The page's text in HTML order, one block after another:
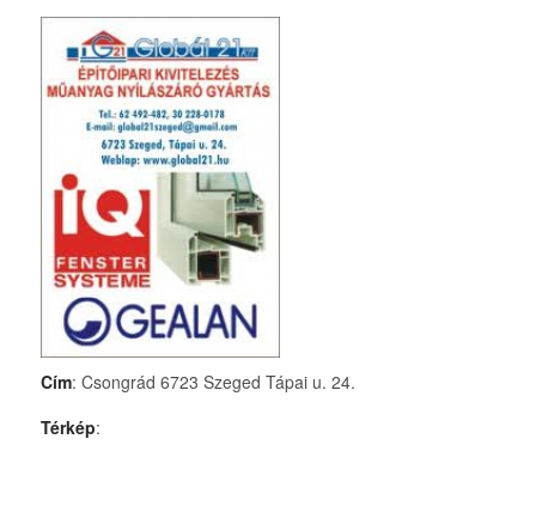
Cím: Csongrád 6723 Szeged Tápai u. 24.
Térkép: